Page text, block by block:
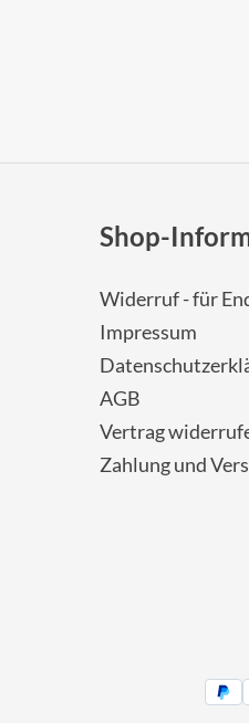
Shop-
Widerruf - für
Impressum
AGB
Vertrag
Zahlung und